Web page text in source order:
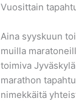
Vuosittain
Aina syyskuun
muilla
toimiva
marathon
nimekkäitä